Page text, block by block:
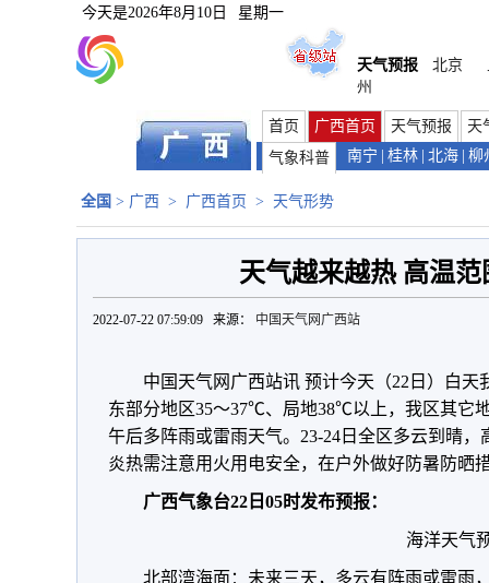
今天是2026年8月10日 星期一
天气预报 北京
州
首页 广西首页 天气预报
天
气象科普
南宁 桂林 北海 柳
全国 > 广西 > 广西首页 > 天气形势
天气越来越热 高温
2022-07-22 07:59:09 来源： 中国天气网广西站
中国天气网广西站讯 预计今天（22日）白
东部分地区35～37℃、局地38℃以上，我区其它
午后多阵雨或雷雨天气。23-24日全区多云到晴
炎热需注意用火用电安全，在户外做好防暑防晒
广西气象台22日05时发布预报：
海洋天气
北部湾海面：未来三天，多云有阵雨或雷雨